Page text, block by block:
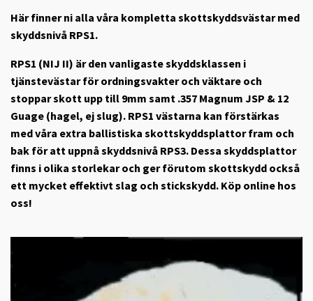
Här finner ni alla våra kompletta skottskyddsvästar med
skyddsnivå RPS1.
RPS1 (NIJ II) är den vanligaste skyddsklassen i
tjänstevästar för ordningsvakter och väktare och
stoppar skott upp till 9mm samt .357 Magnum JSP & 12
Guage (hagel, ej slug). RPS1 västarna kan förstärkas
med våra extra ballistiska skottskyddsplattor fram och
bak för att uppnå skyddsnivå RPS3. Dessa skyddsplattor
finns i olika storlekar och ger förutom skottskydd också
ett mycket effektivt slag och stickskydd. Köp online hos
oss!